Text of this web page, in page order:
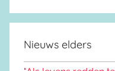
Nieuws elders